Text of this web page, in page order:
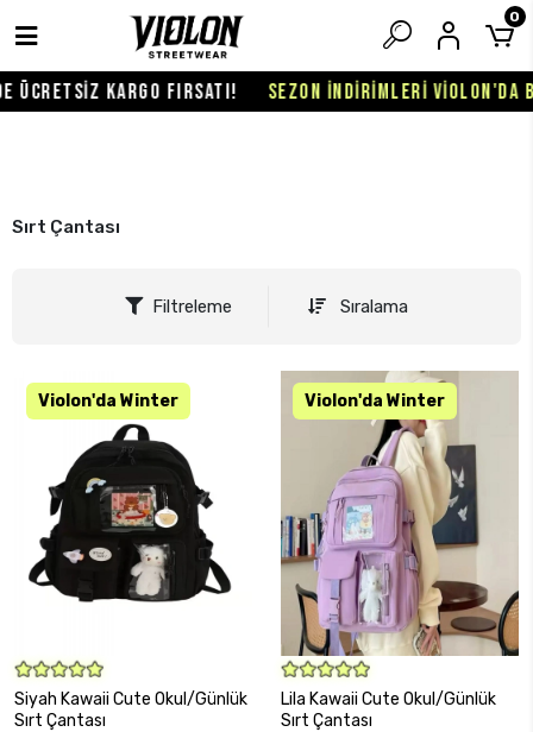
KARGO FIRSATI! SEZON İNDİRİMLERİ VİOLON'DA
0
Sırt Çantası
Filtreleme Sıralama
SEPETE EKLE
Siyah Kawaii Cute Okul/Günlük
Sırt Çantası
SEPETE EKLE
Lila Kawaii Cute Okul/Günlük
Sırt Çantası